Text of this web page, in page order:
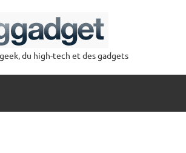
du high-tech et des gadgets